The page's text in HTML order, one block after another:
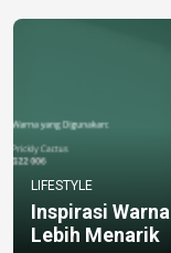
LIFESTYLE
Inspirasi
Lebih Menarik